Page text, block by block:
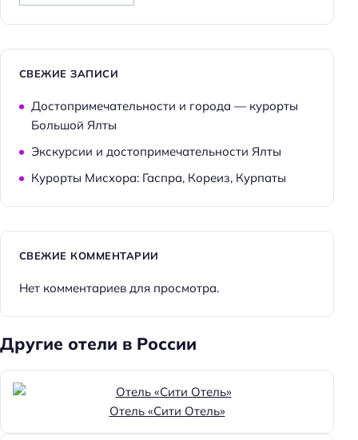
СВЕЖИЕ ЗАПИСИ
Достопримечательности и города — курорты
Большой Ялты
Экскурсии и достопримечательности Ялты
Курорты Мисхора: Гаспра, Кореиз, Курпаты
СВЕЖИЕ КОММЕНТАРИИ
Нет комментариев для просмотра.
Другие отели в России
Отель «Сити Отель»